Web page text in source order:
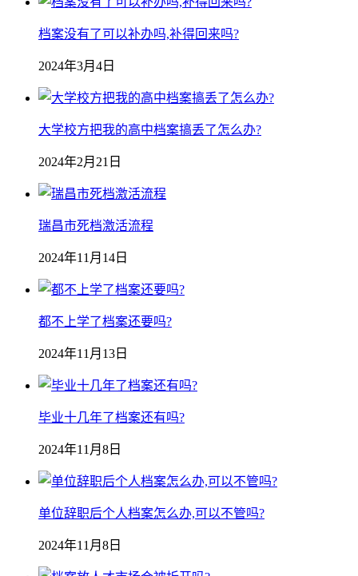
档案没有了可以补办吗,补得回来吗?
2024年3月4日
大学校方把我的高中档案搞丢了怎么办?
2024年2月21日
瑞昌市死档激活流程
2024年11月14日
都不上学了档案还要吗?
2024年11月13日
毕业十几年了档案还有吗?
2024年11月8日
单位辞职后个人档案怎么办,可以不管吗?
2024年11月8日